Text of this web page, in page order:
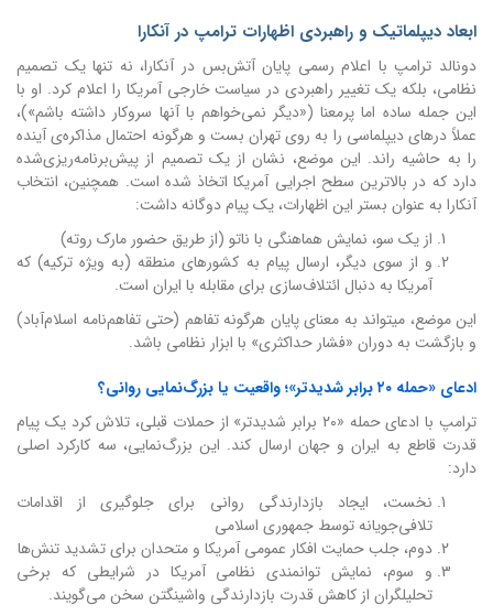
ابعاد دیپلماتیک و راهبردی اظهارات ترامپ در آنکارا
دونالد ترامپ با اعلام رسمی پایان آتش‌بس در آنکارا، نه تنها یک تصمیم
نظامی، بلکه یک تغییر راهبردی در سیاست خارجی آمریکا را اعلام کرد. او با
این جمله ساده اما پرمعنا («دیگر نمی‌خواهم با آنها سروکار داشته باشم»)،
عملاً درهای دیپلماسی را به روی تهران بست و هرگونه احتمال مذاکره‌ی آینده
را به حاشیه راند. این موضع، نشان از یک تصمیم از پیش‌برنامه‌ریزی‌شده
دارد که در بالاترین سطح اجرایی آمریکا اتخاذ شده است. همچنین، انتخاب
آنکارا به عنوان بستر این اظهارات، یک پیام دوگانه داشت:
از یک سو، نمایش هماهنگی با ناتو (از طریق حضور مارک روته)
و از سوی دیگر، ارسال پیام به کشورهای منطقه (به ویژه ترکیه) که
آمریکا به دنبال ائتلاف‌سازی برای مقابله با ایران است.
این موضع، میتواند به معنای پایان هرگونه تفاهم (حتی تفاهم‌نامه اسلام‌آباد)
و بازگشت به دوران «فشار حداکثری» با ابزار نظامی باشد.
ادعای «حمله ۲۰ برابر شدیدتر»؛ واقعیت یا بزرگ‌نمایی روانی؟
ترامپ با ادعای حمله «۲۰ برابر شدیدتر» از حملات قبلی، تلاش کرد یک پیام
قدرت قاطع به ایران و جهان ارسال کند. این بزرگ‌نمایی، سه کارکرد اصلی
دارد:
نخست، ایجاد بازدارندگی روانی برای جلوگیری از اقدامات
تلافی‌جویانه توسط جمهوری اسلامی
دوم، جلب حمایت افکار عمومی آمریکا و متحدان برای تشدید تنش‌ها
و سوم، نمایش توانمندی نظامی آمریکا در شرایطی که برخی
تحلیلگران از کاهش قدرت بازدارندگی واشینگتن سخن می‌گویند.